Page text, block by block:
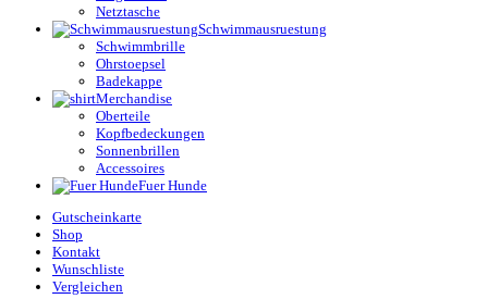
Netztasche
Schwimmausruestung
Schwimmbrille
Ohrstoepsel
Badekappe
Merchandise
Oberteile
Kopfbedeckungen
Sonnenbrillen
Accessoires
Fuer Hunde
Gutscheinkarte
Shop
Kontakt
Wunschliste
Vergleichen